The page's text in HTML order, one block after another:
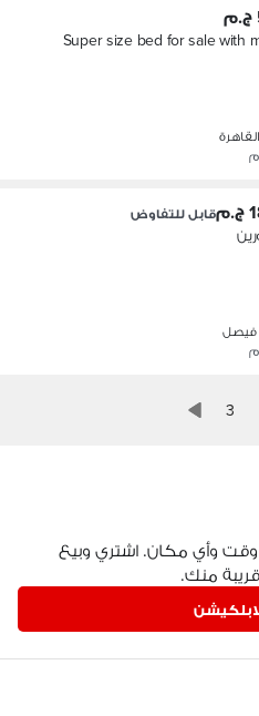
Super size bed for sale with
قابل للتفاوض
فيصل
3
وأي مكان. اشتري وبيع
منك.